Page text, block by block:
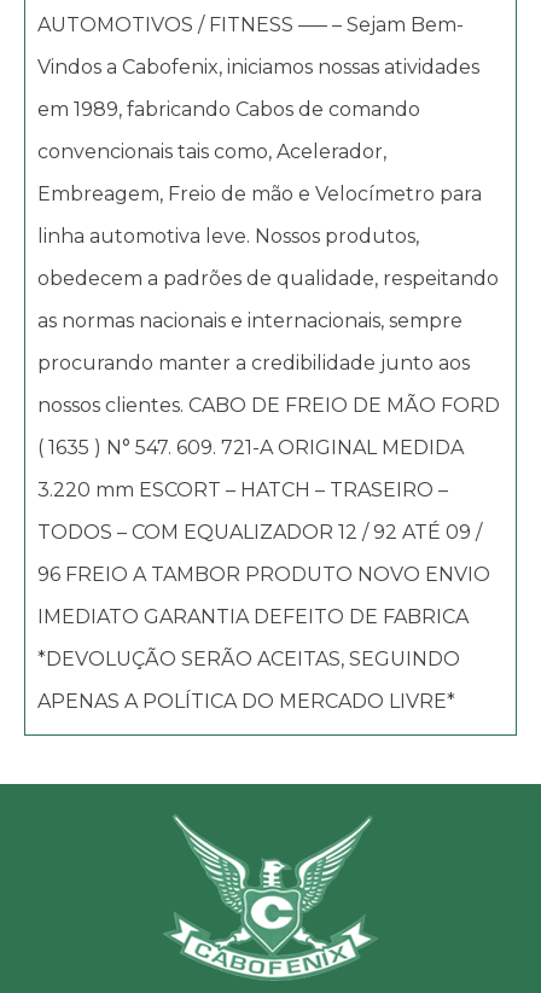
AUTOMOTIVOS / FITNESS —– – Sejam Bem-
Vindos a Cabofenix, iniciamos nossas atividades
em 1989, fabricando Cabos de comando
convencionais tais como, Acelerador,
Embreagem, Freio de mão e Velocímetro para
linha automotiva leve. Nossos produtos,
obedecem a padrões de qualidade, respeitando
as normas nacionais e internacionais, sempre
procurando manter a credibilidade junto aos
nossos clientes. CABO DE FREIO DE MÃO FORD
( 1635 ) N° 547. 609. 721-A ORIGINAL MEDIDA
3.220 mm ESCORT – HATCH – TRASEIRO –
TODOS – COM EQUALIZADOR 12 / 92 ATÉ 09 /
96 FREIO A TAMBOR PRODUTO NOVO ENVIO
IMEDIATO GARANTIA DEFEITO DE FABRICA
*DEVOLUÇÃO SERÃO ACEITAS, SEGUINDO
APENAS A POLÍTICA DO MERCADO LIVRE*